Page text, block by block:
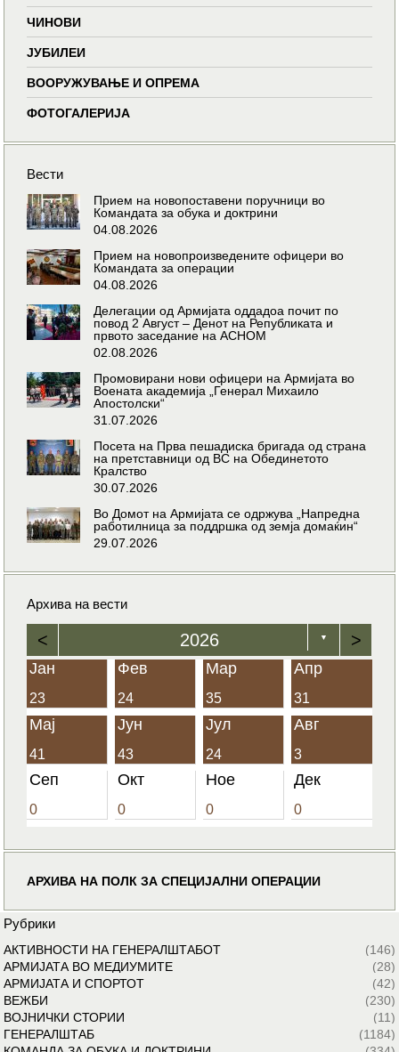
ЧИНОВИ
ЈУБИЛЕИ
ВООРУЖУВАЊЕ И ОПРЕМА
ФОТОГАЛЕРИЈА
Вести
Прием на новопоставени поручници во
Командата за обука и доктрини
04.08.2026
Прием на новопроизведените офицери во
Командата за операции
04.08.2026
Делегации од Армијата оддадоа почит по
повод 2 Август – Денот на Републиката и
првото заседание на АСНОМ
02.08.2026
Промовирани нови офицери на Армијата во
Воената академија „Генерал Михаило
Апостолски“
31.07.2026
Посета на Прва пешадиска бригада од страна
на претставници од ВС на Обединетото
Кралство
30.07.2026
Во Домот на Армијата се одржува „Напредна
работилница за поддршка од земја домаќин“
29.07.2026
Архива на вести
< 2026 ▼ >
Јан
23
Фев
24
Мар
35
Апр
31
Мај
41
Јун
43
Јул
24
Авг
3
Сеп
0
Окт
0
Ное
0
Дек
0
АРХИВА НА ПОЛК ЗА СПЕЦИЈАЛНИ ОПЕРАЦИИ
Рубрики
АКТИВНОСТИ НА ГЕНЕРАЛШТАБОТ
(146)
АРМИЈАТА ВО МЕДИУМИТЕ
(28)
АРМИЈАТА И СПОРТОТ
(42)
ВЕЖБИ
(230)
ВОЈНИЧКИ СТОРИИ
(11)
ГЕНЕРАЛШТАБ
(1184)